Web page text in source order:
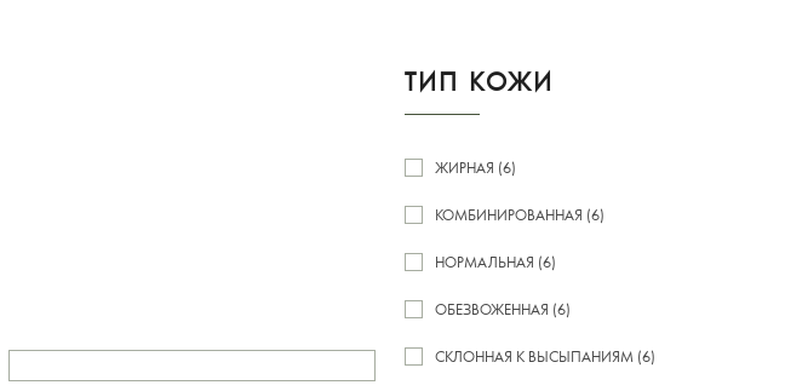
ТИП КОЖИ
ЖИРНАЯ (6)
КОМБИНИРОВАННАЯ (6)
НОРМАЛЬНАЯ (6)
ОБЕЗВОЖЕННАЯ (6)
СКЛОННАЯ К ВЫСЫПАНИЯМ (6)